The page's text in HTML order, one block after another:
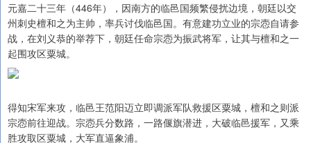
元嘉二十三年（446年），因南方的临邑国频繁侵扰边境，朝廷以交
州刺史檀和之为主帅，率兵讨伐临邑国。有意建功立业的宗悫自请参
战，在刘义恭的举荐下，朝廷任命宗悫为振武将军，让其与檀和之一
起围攻区粟城。
得知宋军来攻，临邑王范阳迈立即调派军队救援区粟城，檀和之则派
宗悫前往迎战。宗悫兵分数路，一路偃旗潜进，大破临邑援军，又乘
胜攻取区粟城，大军直逼象浦。